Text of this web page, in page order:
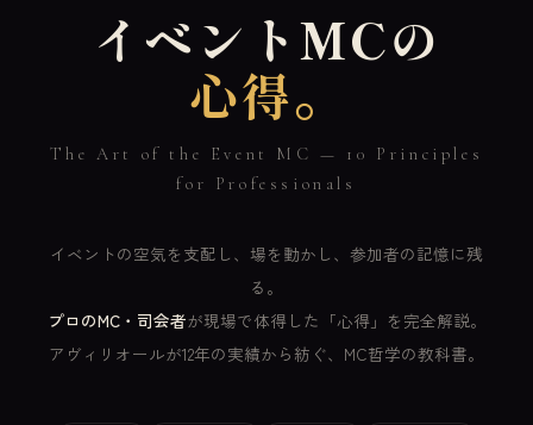
イベントMCの
心得。
The Art of the Event MC — 10 Principles
for Professionals
イベントの空気を支配し、場を動かし、参加者の記憶に残
る。
プロのMC・司会者が現場で体得した「心得」を完全解説。
アヴィリオールが12年の実績から紡ぐ、MC哲学の教科書。